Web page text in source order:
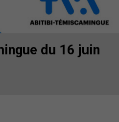
du 16 juin